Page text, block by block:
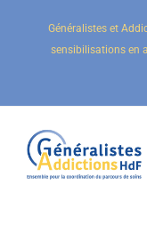
Généralistes et
sensibilisations en